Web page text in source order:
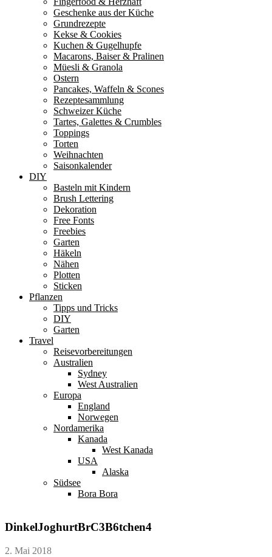
Geschenke aus der Küche
Grundrezepte
Kekse & Cookies
Kuchen & Gugelhupfe
Macarons, Baiser & Pralinen
Müesli & Granola
Ostern
Pancakes, Waffeln & Scones
Rezeptesammlung
Schweizer Küche
Tartes, Galettes & Crumbles
Toppings
Torten
Weihnachten
Saisonkalender
DIY
Basteln mit Kindern
Brush Lettering
Dekoration
Free Fonts
Freebies
Garten
Häkeln
Nähen
Plotten
Sticken
Pflanzen
Tipps und Tricks
DIY
Garten
Travel
Reisevorbereitungen
Australien
Sydney
West Australien
Europa
England
Norwegen
Nordamerika
Kanada
West Kanada
USA
Alaska
Südsee
Bora Bora
DinkelJoghurtBrC3B6tchen4
2. Mai 2018